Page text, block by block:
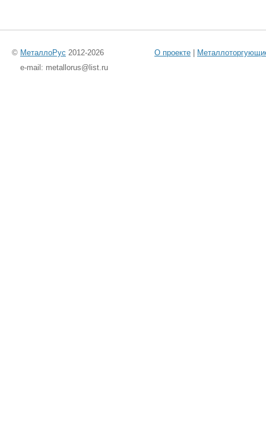
© МеталлоРус 2012-2026 О проекте |
e-mail: metallorus@list.ru